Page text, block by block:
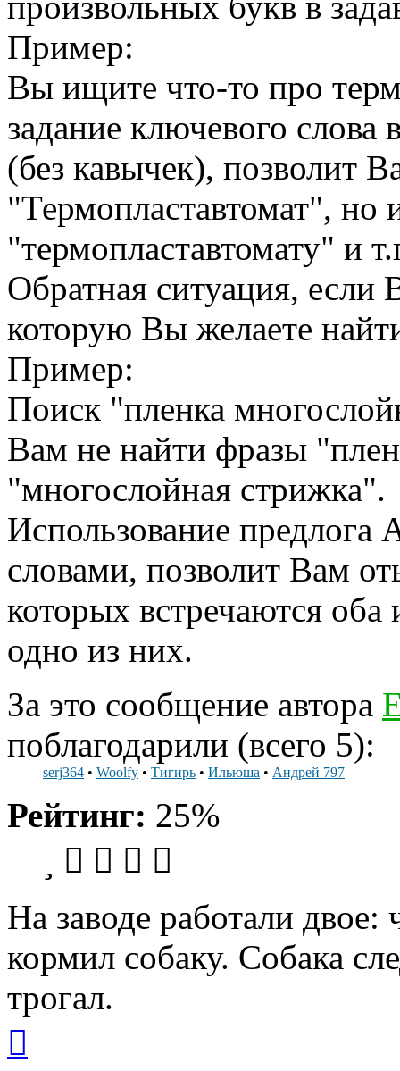
Пример:
Вы ищите что-то про
задание ключевого слова
(без кавычек), позволит
"Термопластавтомат", но
"термопластавтомату" и
Обратная ситуация, если
которую Вы желаете
Пример:
Поиск "пленка
Вам не найти фразы
"многослойная стрижка".
Использование
словами, позволит Вам
которых встречаются оба
одно из них.
За это сообщение автора
поблагодарили (всего 5):
serj364 • Woolfy • Тигирь • Ильюша • Андрей 797
Рейтинг: 25%
На заводе работали двое:
кормил собаку. Собака
трогал.
началу